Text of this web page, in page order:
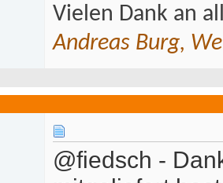
if (
{
if (!
{1}[a-zA-
>addError(
Vielen Dank an
Andreas Burg,
@fiedsch -